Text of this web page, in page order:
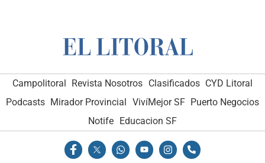
Campolitoral Revista Nosotros Clasificados CYD Litoral
Podcasts Mirador Provincial VivíMejor SF Puerto Negocios
Notife
Educacion SF